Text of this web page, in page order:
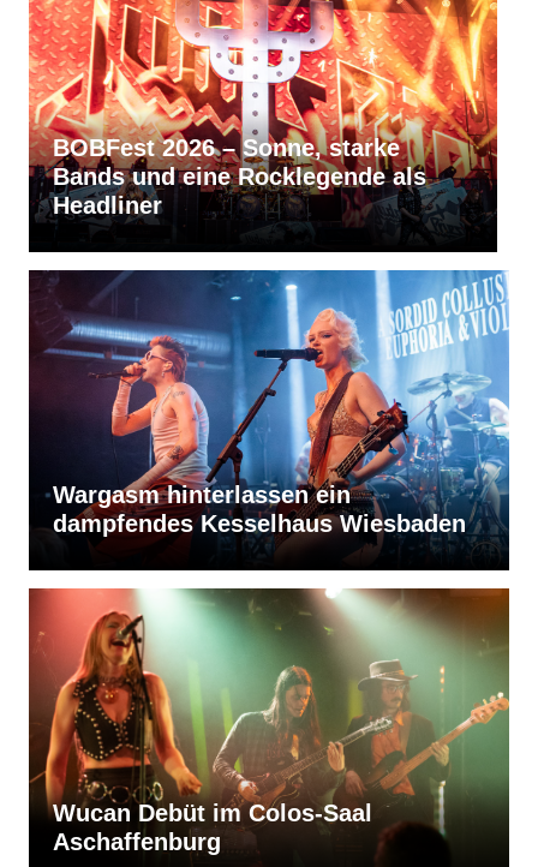
als
RVBang Festival 2026 –
bleibt die Metal-Hochburg des
Südens
Wargasm hinterlassen ein
dampfendes Kesselhaus Wiesbaden
Wucan Debüt im Colos-Saal
Aschaffenburg